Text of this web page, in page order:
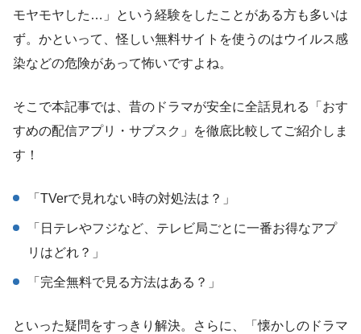
モヤモヤした…」という経験をしたことがある方も多いは
ず。かといって、怪しい無料サイトを使うのはウイルス感
染などの危険があって怖いですよね。
そこで本記事では、昔のドラマが安全に全話見れる「おす
すめの配信アプリ・サブスク」を徹底比較してご紹介しま
す！
「TVerで見れない時の対処法は？」
「日テレやフジなど、テレビ局ごとに一番お得なアプ
リはどれ？」
「完全無料で見る方法はある？」
といった疑問をすっきり解決。さらに、「懐かしのドラマ